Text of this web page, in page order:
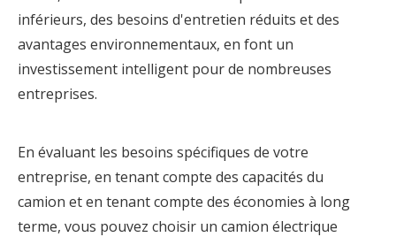
inférieurs, des besoins d'entretien réduits et des
avantages environnementaux, en font un
investissement intelligent pour de nombreuses
entreprises.
En évaluant les besoins spécifiques de votre
entreprise, en tenant compte des capacités du
camion et en tenant compte des économies à long
terme, vous pouvez choisir un camion électrique